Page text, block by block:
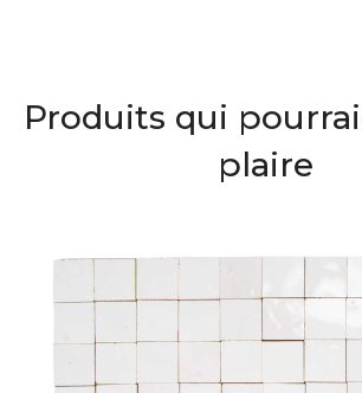
Produits qui
plaire